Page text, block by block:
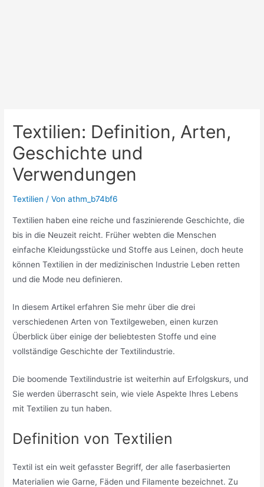
Textilien: Definition, Arten,
Geschichte und
Verwendungen
Textilien / Vonathm_b74bf6
Textilien haben eine reiche und faszinierende Geschichte, die
bis in die Neuzeit reicht. Früher webten die Menschen
einfache Kleidungsstücke und Stoffe aus Leinen, doch heute
können Textilien in der medizinischen Industrie Leben retten
und die Mode neu definieren.
In diesem Artikel erfahren Sie mehr über die drei
verschiedenen Arten von Textilgeweben, einen kurzen
Überblick über einige der beliebtesten Stoffe und eine
vollständige Geschichte der Textilindustrie.
Die boomende Textilindustrie ist weiterhin auf Erfolgskurs, und
Sie werden überrascht sein, wie viele Aspekte Ihres Lebens
mit Textilien zu tun haben.
Definition von Textilien
Textil ist ein weit gefasster Begriff, der alle faserbasierten
Materialien wie Garne, Fäden und Filamente bezeichnet. Zu